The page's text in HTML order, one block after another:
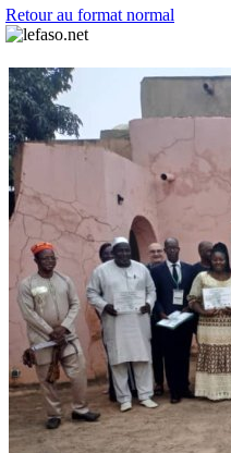
Retour au format normal